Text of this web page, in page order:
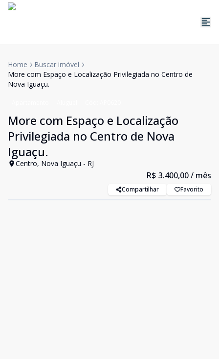
Home
Buscar imóvel
More com Espaço e Localização Privilegiada no Centro de
Nova Iguaçu.
More com Espaço e Localização
Privilegiada no Centro de Nova
Iguaçu.
Centro, Nova Iguaçu - RJ
R$ 3.400,00/ mês
Compartilhar Favorito